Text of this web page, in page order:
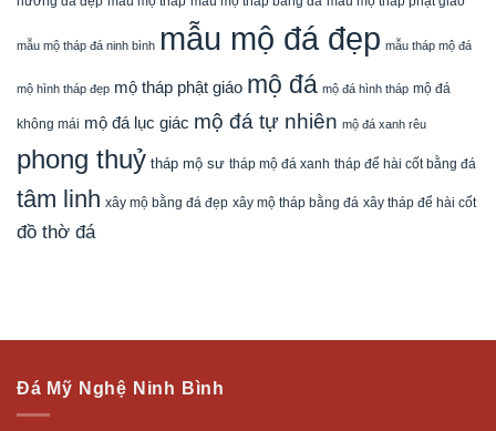
mẫu mộ tháp đá ninh bình mẫu mộ đá đẹp mẫu tháp mộ đá
mộ hình tháp đẹp mộ tháp phật giáo mộ đá mộ đá hình tháp mộ đá
không mái mộ đá lục giác mộ đá tự nhiên mộ đá xanh rêu
phong thuỷ tháp mộ sư tháp mộ đá xanh tháp để hài cốt bằng đá
tâm linh xây mộ bằng đá đẹp xây mộ tháp bằng đá xây tháp để hài cốt
đồ thờ đá
Đá Mỹ Nghệ Ninh Bình